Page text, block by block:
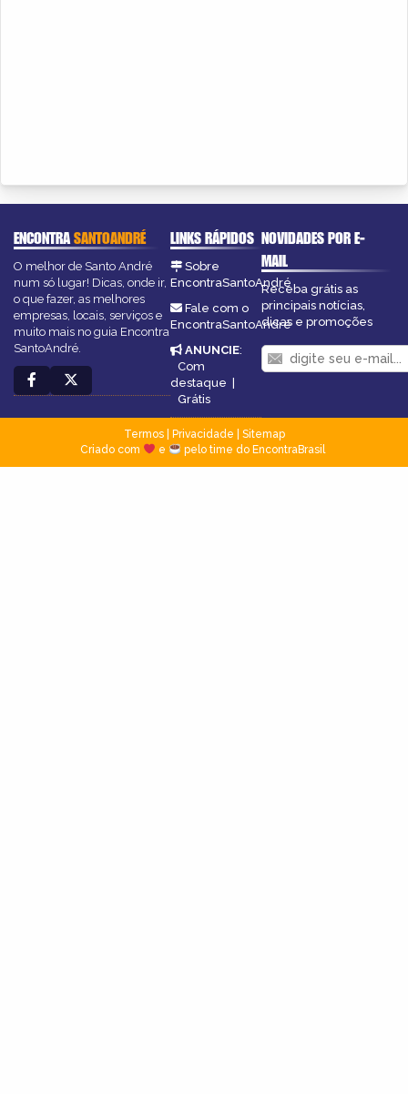
ENCONTRASANTOANDRÉ
O melhor de Santo André
num só lugar! Dicas, onde ir,
o que fazer, as melhores
empresas, locais, serviços e
muito mais no guia Encontra
SantoAndré.
LINKS RÁPIDOS
Sobre
EncontraSantoAndré
Fale com o
EncontraSantoAndré
ANUNCIE:
Com
destaque |
Grátis
NOVIDADES POR E-
MAIL
Receba grátis as
principais notícias,
dicas e promoções
Termos| Privacidade
Sitemap
Criado com
e pelo time do EncontraBrasil